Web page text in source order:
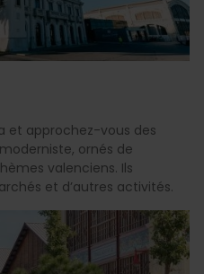
et approchez-vous des
ornés de
valenciens. Ils
et d’autres activités.